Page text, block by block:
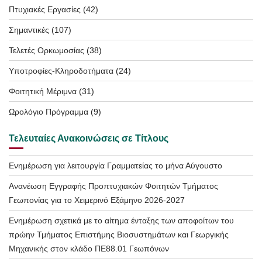
Πτυχιακές Εργασίες (42)
Σημαντικές (107)
Τελετές Ορκωμοσίας (38)
Υποτροφίες-Κληροδοτήματα (24)
Φοιτητική Μέριμνα (31)
Ωρολόγιο Πρόγραμμα (9)
Τελευταίες Ανακοινώσεις σε Τίτλους
Ενημέρωση για λειτουργία Γραμματείας το μήνα Αύγουστο
Ανανέωση Εγγραφής Προπτυχιακών Φοιτητών Τμήματος
Γεωπονίας για το Χειμερινό Εξάμηνο 2026-2027
Ενημέρωση σχετικά με το αίτημα ένταξης των αποφοίτων του
πρώην Τμήματος Επιστήμης Βιοσυστημάτων και Γεωργικής
Μηχανικής στον κλάδο ΠΕ88.01 Γεωπόνων